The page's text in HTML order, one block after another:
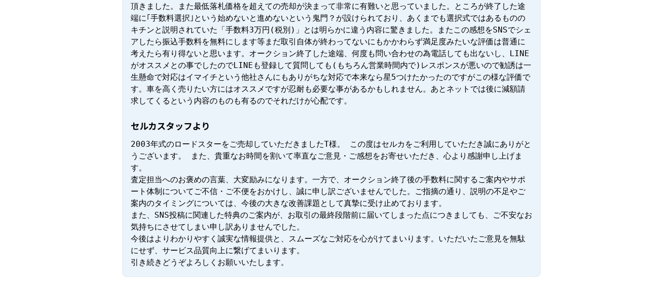
頂きました。また最低落札価格を超えての売却が決まって非常に有難いと思っていました。ところが終了した途
端に｢手数料選択｣という始めないと進めないという鬼門？が設けられており、あくまでも選択式ではあるものの
キチンと説明されていた「手数料3万円(税別)」とは明らかに違う内容に驚きました。またこの感想をSNSでシェ
アしたら振込手数料を無料にします等まだ取引自体が終わってないにもかかわらず満足度みたいな評価は普通に
考えたら有り得ないと思います。オークション終了した途端、何度も問い合わせの為電話しても出ないし、LINE
がオススメとの事でしたのでLINEも登録して質問しても(もちろん営業時間内で)レスポンスが悪いので勧誘は一
生懸命で対応はイマイチという他社さんにもありがちな対応で本来なら星5つけたかったのですがこの様な評価で
す。車を高く売りたい方にはオススメですが忍耐も必要な事があるかもしれません。あとネットでは後に減額請
求してくるという内容のものも有るのでそれだけが心配です。
セルカスタッフより
2003年式のロードスターをご売却していただきましたT様。 この度はセルカをご利用していただき誠にありがと
うございます。 また、貴重なお時間を割いて率直なご意見・ご感想をお寄せいただき、心より感謝申し上げま
す。
査定担当へのお褒めの言葉、大変励みになります。一方で、オークション終了後の手数料に関するご案内やサポ
ート体制についてご不信・ご不便をおかけし、誠に申し訳ございませんでした。ご指摘の通り、説明の不足やご
案内のタイミングについては、今後の大きな改善課題として真摯に受け止めております。
また、SNS投稿に関連した特典のご案内が、お取引の最終段階前に届いてしまった点につきましても、ご不安なお
気持ちにさせてしまい申し訳ありませんでした。
今後はよりわかりやすく誠実な情報提供と、スムーズなご対応を心がけてまいります。いただいたご意見を無駄
にせず、サービス品質向上に繋げてまいります。
引き続きどうぞよろしくお願いいたします。